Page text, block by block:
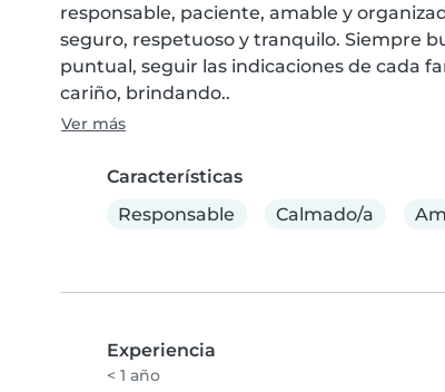
responsable, paciente, amable y
seguro, respetuoso y tranquilo. Siempre
puntual, seguir las indicaciones de cada
cariño, brindando..
Ver más
Características
Responsable
Calmado/a
Experiencia
< 1 año